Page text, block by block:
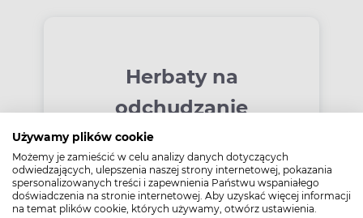
Używamy plików cookie
Możemy je zamieścić w celu analizy danych dotyczących
odwiedzających, ulepszenia naszej strony internetowej, pokazania
spersonalizowanych treści i zapewnienia Państwu wspaniałego
doświadczenia na stronie internetowej. Aby uzyskać więcej informacji
na temat plików cookie, których używamy, otwórz ustawienia.
Herbaty na
odchudzanie